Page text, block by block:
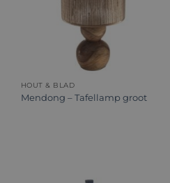
HOUT & BLAD
Mendong – Tafellamp groot